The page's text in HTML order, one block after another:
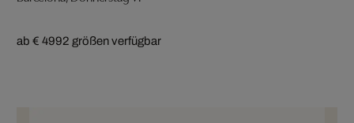
ab € 4992 größen verfügbar